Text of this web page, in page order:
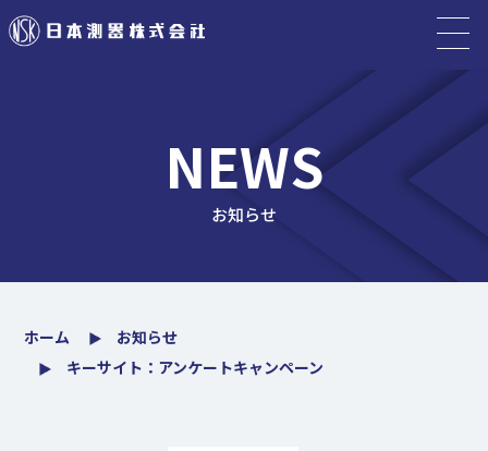
NEWS
お知らせ
ホーム
お知らせ
キーサイト：アンケートキャンペーン